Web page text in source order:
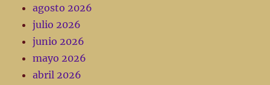
agosto 2026
julio 2026
junio 2026
mayo 2026
abril 2026